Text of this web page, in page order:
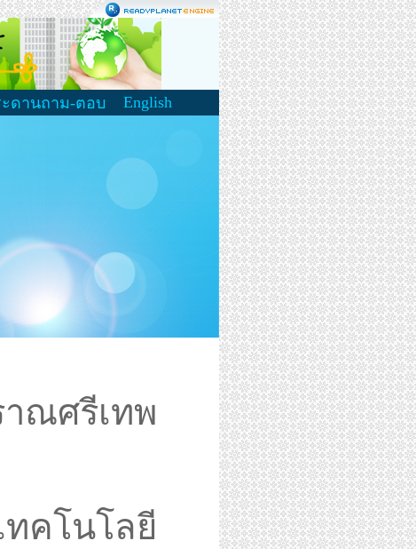
ะดานถาม-ตอบ English
าณศรีเทพ
ทคโนโลยี